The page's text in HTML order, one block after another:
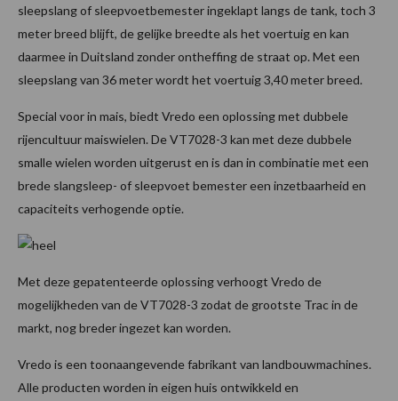
sleepslang of sleepvoetbemester ingeklapt langs de tank, toch 3
meter breed blijft, de gelijke breedte als het voertuig en kan
daarmee in Duitsland zonder ontheffing de straat op. Met een
sleepslang van 36 meter wordt het voertuig 3,40 meter breed.
Special voor in mais, biedt Vredo een oplossing met dubbele
rijencultuur maiswielen. De VT7028-3 kan met deze dubbele
smalle wielen worden uitgerust en is dan in combinatie met een
brede slangsleep- of sleepvoet bemester een inzetbaarheid en
capaciteits verhogende optie.
Met deze gepatenteerde oplossing verhoogt Vredo de
mogelijkheden van de VT7028-3 zodat de grootste Trac in de
markt, nog breder ingezet kan worden.
Vredo is een toonaangevende fabrikant van landbouwmachines.
Alle producten worden in eigen huis ontwikkeld en